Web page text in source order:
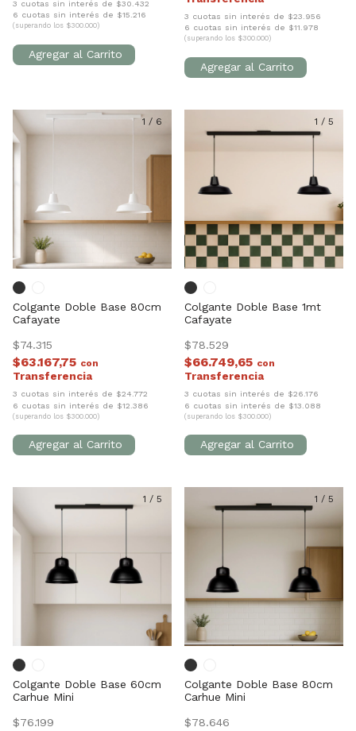
3 cuotas sin interés de $30.432
6 cuotas sin interés de $15.216
(superando los $300.000)
3 cuotas sin interés de $23.956
6 cuotas sin interés de $11.978
(superando los $300.000)
1 / 6
Colgante Doble Base 80cm
Cafayate
$74.315
$63.167,75 con
3 cuotas sin interés de $24.772
6 cuotas sin interés de $12.386
(superando los $300.000)
1 / 5
Colgante Doble Base 1mt
Cafayate
$78.529
$66.749,65 con
3 cuotas sin interés de $26.176
6 cuotas sin interés de $13.088
(superando los $300.000)
1 / 5
Colgante Doble Base 60cm
Carhue Mini
$76.199
1 / 5
Colgante Doble Base 80cm
Carhue Mini
$78.646